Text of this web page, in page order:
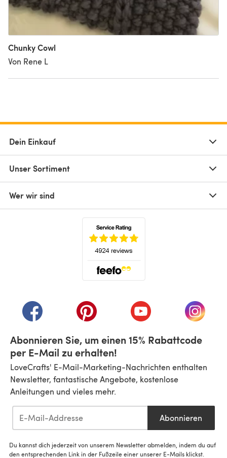
Chunky Cowl
Von Rene L
Dein Einkauf
Unser Sortiment
Wer wir sind
(öffnet sich in einem neuen Tab)
(öffnet sich in einem neuen Tab)
(öffnet sich in einem
(öffnet
Abonnieren Sie, um einen 15% Rabattcode
per E-Mail zu erhalten!
LoveCrafts' E-Mail-Marketing-Nachrichten enthalten
Newsletter, fantastische Angebote, kostenlose
Anleitungen und vieles mehr.
Abonnieren
Du kannst dich jederzeit von unserem Newsletter abmelden, indem du auf
den entsprechenden Link in der Fußzeile einer unserer E-Mails klickst.